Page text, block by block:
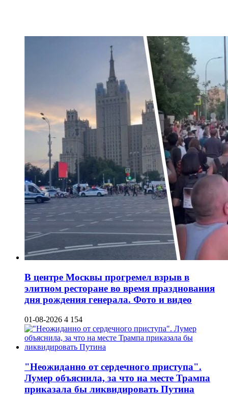
В центре Москвы прогремел взрыв в
элитном ресторане во время празднования
дня рождения генерала. Фото и видео
01-08-2026 4 154
"Неожиданно от сердечного приступа".
Лумер объяснила, за что на месте Трампа
приказала бы ликвидировать Путина